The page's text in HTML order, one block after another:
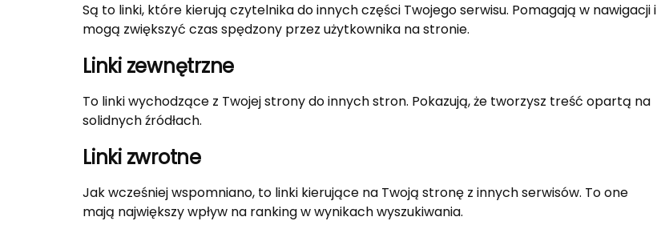
Są to linki, które kierują czytelnika do innych części Twojego serwisu. Pomagają w nawigacji i
mogą zwiększyć czas spędzony przez użytkownika na stronie.
Linki zewnętrzne
To linki wychodzące z Twojej strony do innych stron. Pokazują, że tworzysz treść opartą na
solidnych źródłach.
Linki zwrotne
Jak wcześniej wspomniano, to linki kierujące na Twoją stronę z innych serwisów. To one
mają największy wpływ na ranking w wynikach wyszukiwania.